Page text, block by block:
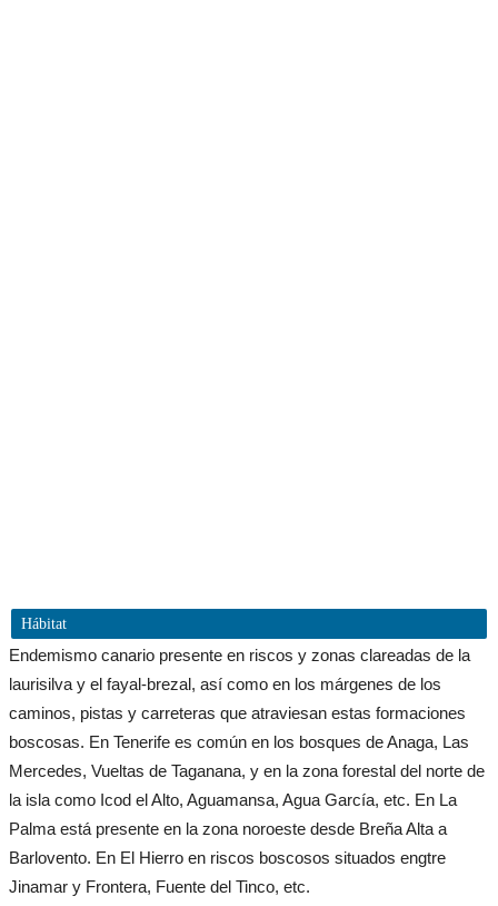
Hábitat
Endemismo canario presente en riscos y zonas clareadas de la
laurisilva y el fayal-brezal, así como en los márgenes de los
caminos, pistas y carreteras que atraviesan estas formaciones
boscosas. En Tenerife es común en los bosques de Anaga, Las
Mercedes, Vueltas de Taganana, y en la zona forestal del norte de
la isla como Icod el Alto, Aguamansa, Agua García, etc. En La
Palma está presente en la zona noroeste desde Breña Alta a
Barlovento. En El Hierro en riscos boscosos situados engtre
Jinamar y Frontera, Fuente del Tinco, etc.